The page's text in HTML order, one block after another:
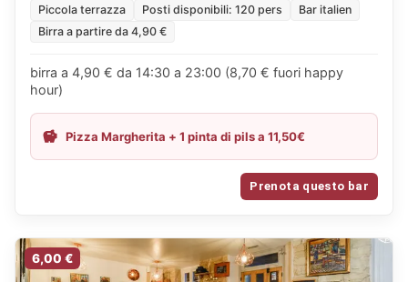
Piccola terrazza Posti disponibili: 120 pers
Bar italien
Birra a partire da 4,90 €
birra a 4,90 € da 14:30 a 23:00 (8,70 € fuori happy
hour)
Pizza Margherita + 1 pinta di pils a 11,50€
Prenota questo bar
6,00 €